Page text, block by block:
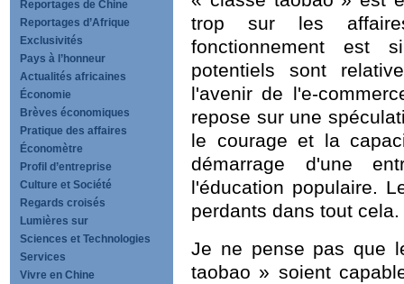
Reportages de Chine
Reportages d’Afrique
Exclusivités
Pays à l’honneur
Actualités africaines
Économie
Brèves économiques
Pratique des affaires
Économètre
Profil d’entreprise
Culture et Société
Regards croisés
Lumières sur
Sciences et Technologies
Services
Vivre en Chine
trop sur les
fonctionnement est
potentiels sont
l'avenir de l'e-
repose sur une
le courage et la
démarrage d'une
l'éducation populaire.
perdants dans tout cela.
Je ne pense pas que
taobao » soient